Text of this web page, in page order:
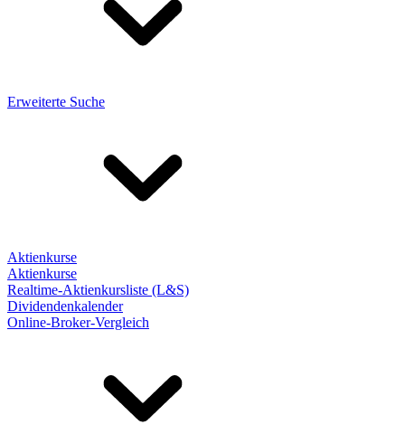
Erweiterte Suche
Aktienkurse
Aktienkurse
Realtime-Aktienkursliste (L&S)
Dividendenkalender
Online-Broker-Vergleich